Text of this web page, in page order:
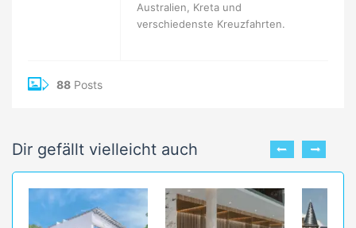
Australien, Kreta und
verschiedenste Kreuzfahrten.
88 Posts
Dir gefällt vielleicht auch